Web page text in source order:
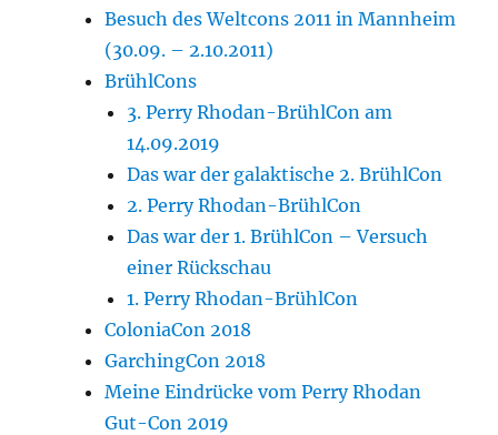
Besuch des Weltcons 2011 in Mannheim
(30.09. – 2.10.2011)
BrühlCons
3. Perry Rhodan-BrühlCon am
14.09.2019
Das war der galaktische 2. BrühlCon
2. Perry Rhodan-BrühlCon
Das war der 1. BrühlCon – Versuch
einer Rückschau
1. Perry Rhodan-BrühlCon
ColoniaCon 2018
GarchingCon 2018
Meine Eindrücke vom Perry Rhodan
Gut-Con 2019